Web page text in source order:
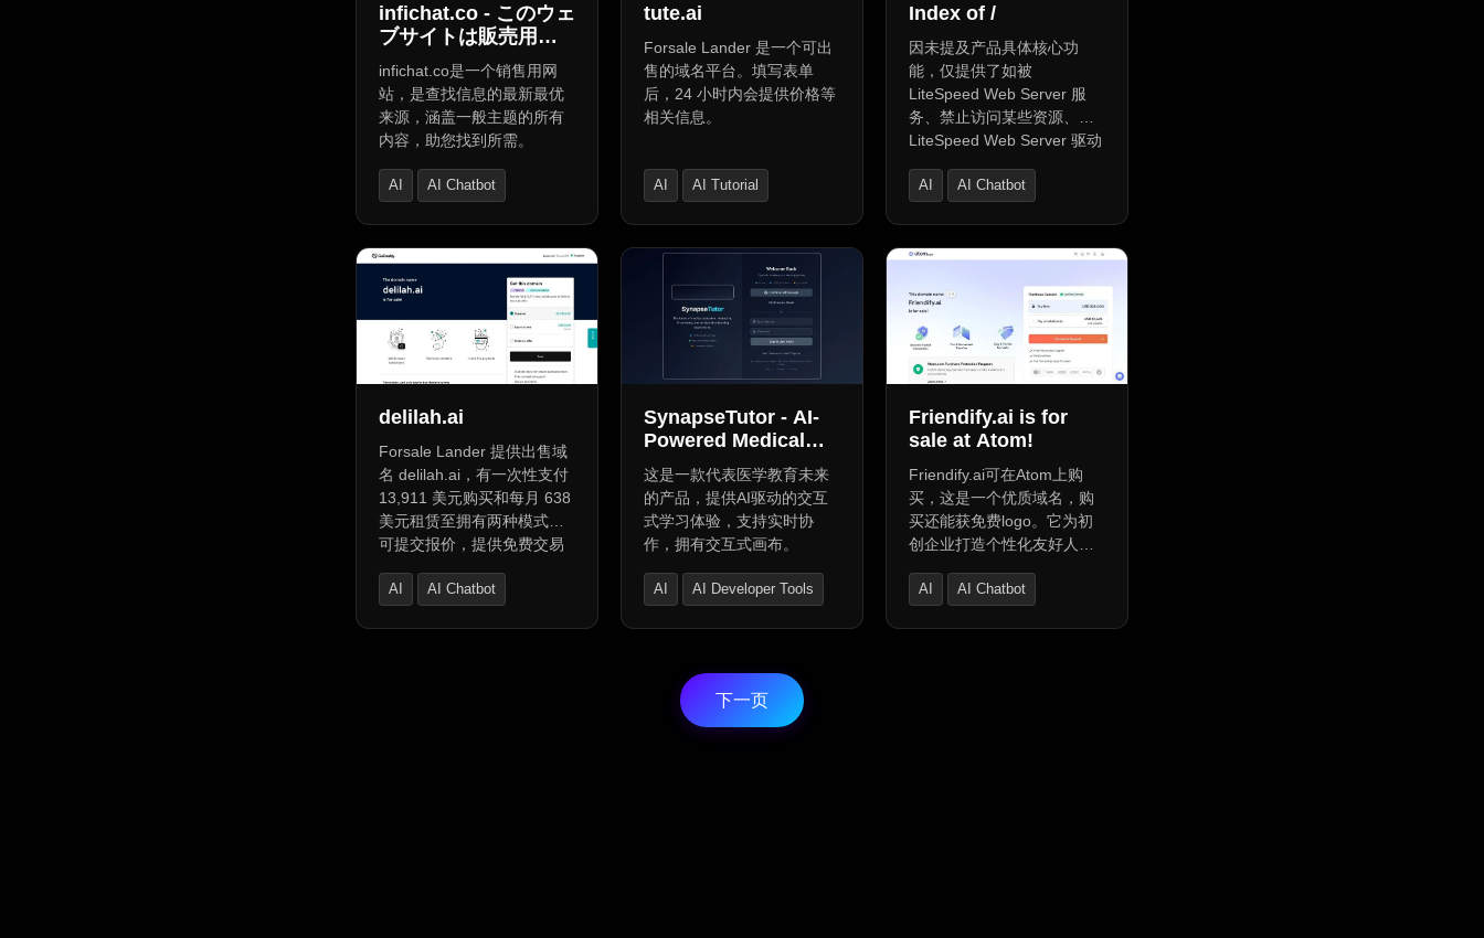
infichat.co - このウェ
ブサイトは販売用で
す！ - infichat リソー
スおよび情報
infichat.co是一个销售用网
站，是查找信息的最新最优
来源，涵盖一般主题的所有
内容，助您找到所需。
AI
AI Chatbot
tute.ai
Forsale Lander 是一个可出
售的域名平台。填写表单
后，24 小时内会提供价格等
相关信息。
AI
AI Tutorial
Index of /
因未提及产品具体核心功
能，仅提供了如被
LiteSpeed Web Server 服
务、禁止访问某些资源、由
LiteSpeed Web Server 驱动
确给出产品核心功能列表。
AI
AI Chatbot
delilah.ai
Forsale Lander 提供出售域
名 delilah.ai，有一次性支付
13,911 美元购买和每月 638
美元租赁至拥有两种模式，
可提交报价，提供免费交易
账能用本地货币，交易安全
AI
AI Chatbot
SynapseTutor - AI-
Powered Medical
Education
这是一款代表医学教育未来
的产品，提供AI驱动的交互
式学习体验，支持实时协
作，拥有交互式画布。
AI
AI Developer Tools
Friendify.ai is for
sale at Atom!
Friendify.ai可在Atom上购
买，这是一个优质域名，购
买还能获免费logo。它为初
创企业打造个性化友好人工
络、客户服务等想增添人性
AI
AI Chatbot
下一页